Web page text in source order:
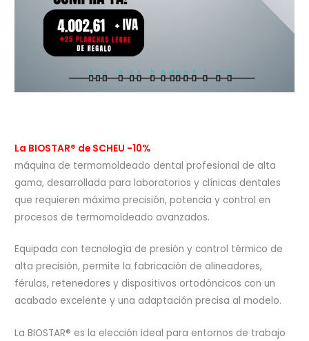
La BIOSTAR® de SCHEU -10%
máquina de termomoldeado dental profesional de alta
gama, desarrollada para laboratorios y clínicas dentales
que requieren máxima precisión, potencia y control en
procesos de termomoldeado avanzados.
Equipada con tecnología de presión y control térmico de
alta precisión, permite la fabricación de alineadores,
férulas, retenedores y dispositivos ortodóncicos con un
acabado excelente y una adaptación precisa al modelo.
La BIOSTAR® es la elección ideal para entornos de trabajo